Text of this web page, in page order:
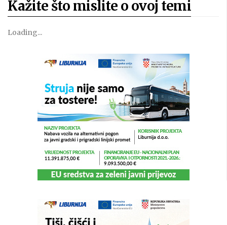
Kažite što mislite o ovoj temi
Loading...